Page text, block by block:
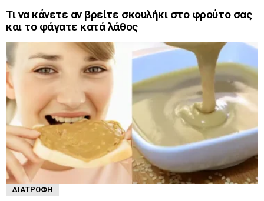
Τι να κάνετε αν βρείτε σκουλήκι στο φρούτο σας
και το φάγατε κατά λάθος
ΔΙΑΤΡΟΦΉ